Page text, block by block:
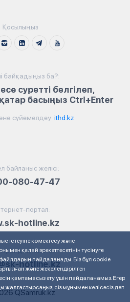
Қосылыңыз
байқадыңыз ба?:
суретті белгілеп,
басыңыз Ctrl+Enter
сүйемелдеу ithd.kz
байланыс желісі:
080-47-47
портал:
hotline.kz
пошта:
hotline.kz
QSamruk.kz
істеуіне көмектесу және
қалай әрекеттесетінін түсінуге
пайдаланады. Біз бұл cookie
және жекелендірілген
қамтамасыз ету үшін пайдаланамыз. Егер
жалғастырсаңыз, сіз мұнымен келісесіз деп